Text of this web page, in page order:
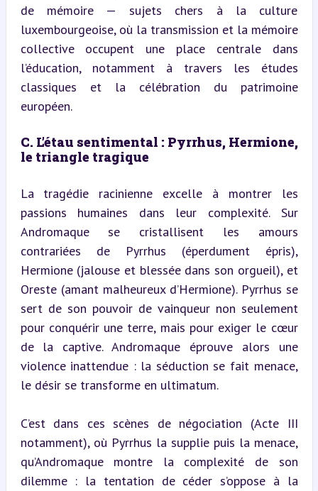
de mémoire — sujets chers à la culture
luxembourgeoise, où la transmission et la mémoire
collective occupent une place centrale dans
l’éducation, notamment à travers les études
classiques et la célébration du patrimoine
européen.
C. L’étau sentimental : Pyrrhus, Hermione,
le triangle tragique
La tragédie racinienne excelle à montrer les
passions humaines dans leur complexité. Sur
Andromaque se cristallisent les amours
contrariées de Pyrrhus (éperdument épris),
Hermione (jalouse et blessée dans son orgueil), et
Oreste (amant malheureux d’Hermione). Pyrrhus se
sert de son pouvoir de vainqueur non seulement
pour conquérir une terre, mais pour exiger le cœur
de la captive. Andromaque éprouve alors une
violence inattendue : la séduction se fait menace,
le désir se transforme en ultimatum.
C’est dans ces scènes de négociation (Acte III
notamment), où Pyrrhus la supplie puis la menace,
qu’Andromaque montre la complexité de son
dilemme : la tentation de céder s’oppose à la